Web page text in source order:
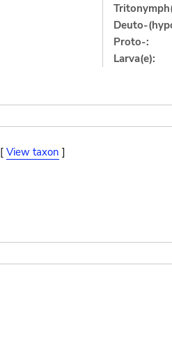
Deuto-
Proto-:
Larva(e):
View taxon ]